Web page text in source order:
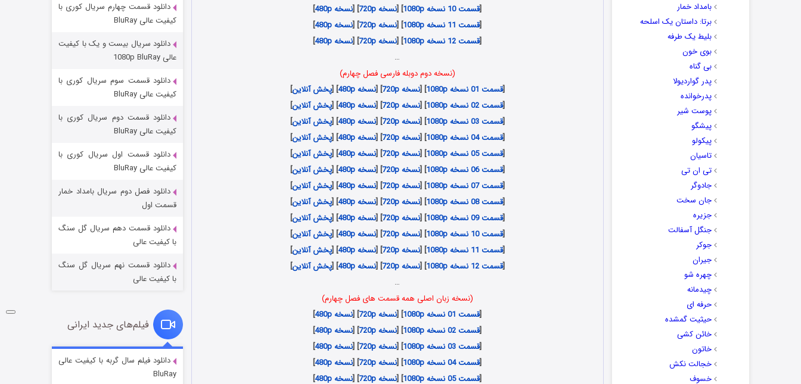
بامداد خمار
برتا: داستان یک اسلحه
بلیط یک‌‌ طرفه
بوی خون
بی گناه
پدر گواردیولا
پدرخوانده
پوست شیر
پیشگو
پیکولو
تاسیان
تی ان تی
جادوگر
جان سخت
جزیره
جنگل آسفالت
جوکر
جیران
چهره شو
چیدمانه
حرفه ای
حیثیت گمشده
خائن کشی
خاتون
خجالت نکش
خسوف
[قسمت 10 نسخه 1080p ] [نسخه 720p ] [نسخه 480p
]
[قسمت 11 نسخه 1080p ] [نسخه 720p ] [نسخه 480p
]
[قسمت 12 نسخه 1080p ] [نسخه 720p ] [نسخه 480p
]
…
(نسخه دوم دوبله فارسی فصل چهارم)
[قسمت 01 نسخه 1080p ] [نسخه 720p ] [نسخه 480p ] [پخش آنلاین]
[قسمت 02 نسخه 1080p ] [نسخه 720p ] [نسخه 480p ] [پخش آنلاین]
[قسمت 03 نسخه 1080p ] [نسخه 720p ] [نسخه 480p ] [پخش آنلاین]
[قسمت 04 نسخه 1080p ] [نسخه 720p ] [نسخه 480p ] [پخش آنلاین]
[قسمت 05 نسخه 1080p ] [نسخه 720p ] [نسخه 480p ] [پخش آنلاین]
[قسمت 06 نسخه 1080p ] [نسخه 720p ] [نسخه 480p ] [پخش آنلاین]
[قسمت 07 نسخه 1080p ] [نسخه 720p ] [نسخه 480p ] [پخش آنلاین]
[قسمت 08 نسخه 1080p ] [نسخه 720p ] [نسخه 480p ] [پخش آنلاین]
[قسمت 09 نسخه 1080p ] [نسخه 720p ] [نسخه 480p ] [پخش آنلاین]
[قسمت 10 نسخه 1080p ] [نسخه 720p ] [نسخه 480p ] [پخش آنلاین]
[قسمت 11 نسخه 1080p ] [نسخه 720p ] [نسخه 480p ] [پخش آنلاین]
[قسمت 12 نسخه 1080p ] [نسخه 720p ] [نسخه 480p ] [پخش آنلاین]
…
(نسخه زبان اصلی همه قسمت های فصل چهارم)
[قسمت 01 نسخه 1080p ] [نسخه 720p ] [نسخه 480p
]
[قسمت 02 نسخه 1080p ] [نسخه 720p ] [نسخه 480p
]
[قسمت 03 نسخه 1080p ] [نسخه 720p ] [نسخه 480p
]
[قسمت 04 نسخه 1080p ] [نسخه 720p ] [نسخه 480p
]
[قسمت 05 نسخه 1080p ] [نسخه 720p ] [نسخه 480p
]
عملیات آپارتمان
مردگان متحرک: شهر مرده ۳
قسمت ۲ (زیرنویس) منتشر شد
شکست استوارت در نجات جهان
قسمت
دانلود قسمت چهارم سریال کوری با
کیفیت عالی BluRay
دانلود سریال بیست و یک با کیفیت
عالی 1080p BluRay
دانلود قسمت سوم سریال کوری با
کیفیت عالی BluRay
دانلود قسمت دوم سریال کوری با
کیفیت عالی BluRay
دانلود قسمت اول سریال کوری با
کیفیت عالی BluRay
دانلود فصل دوم سریال بامداد خمار
قسمت اول
دانلود قسمت دهم سریال گل سنگ
با کیفیت عالی
دانلود قسمت نهم سریال گل سنگ
با کیفیت عالی
فیلم‌های جدید ایرانی
دانلود فیلم سال گربه با کیفیت عالی
BluRay